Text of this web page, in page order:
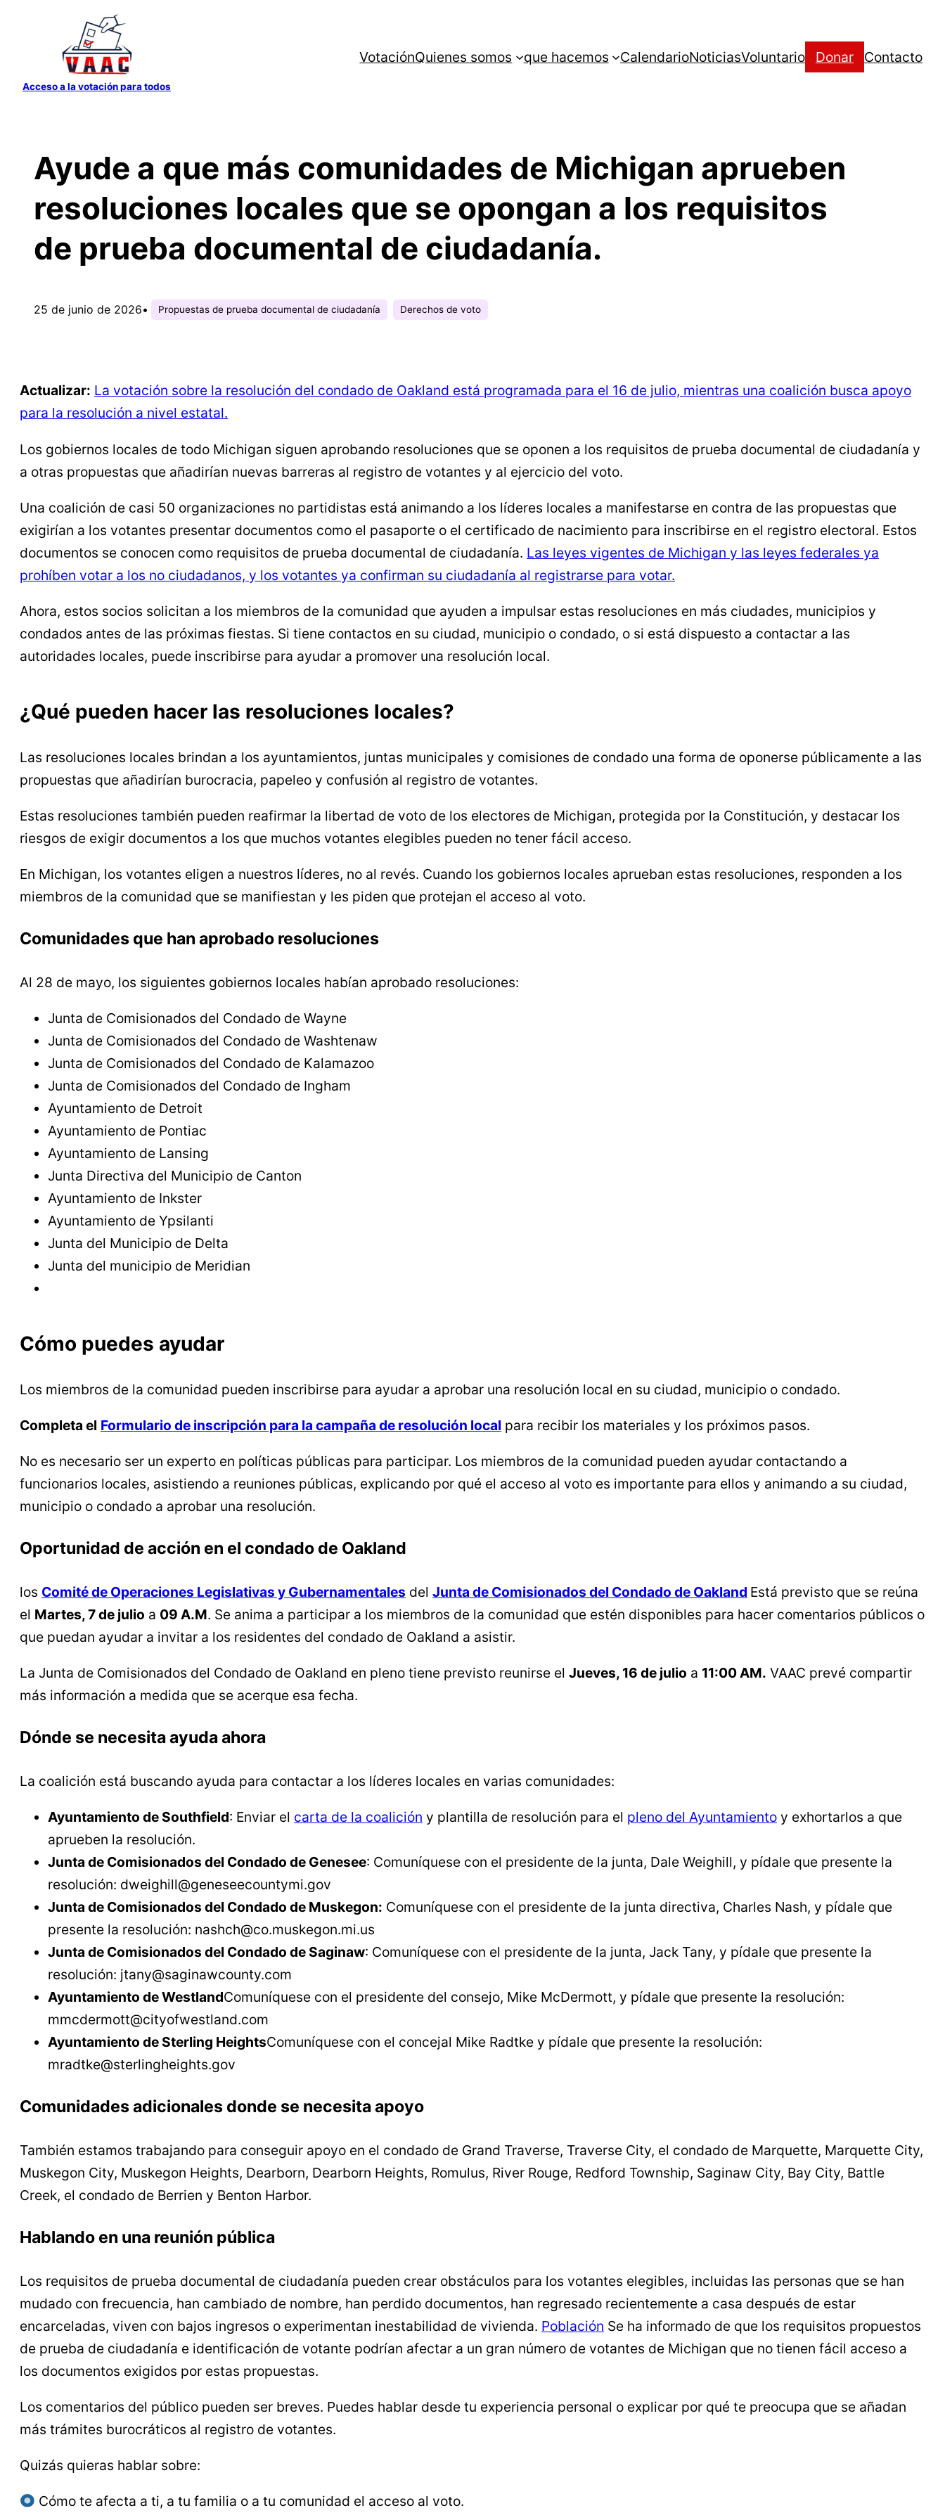
contenido
Acceso a la votación para todos
VotaciónQuienes somos que hacemos CalendarioNoticiasVoluntario Donar Contacto
Ayude a que más comunidades de Michigan aprueben
resoluciones locales que se opongan a los requisitos
de prueba documental de ciudadanía.
25 de junio de 2026• Propuestas de prueba documental de ciudadanía Derechos de voto
Actualizar: La votación sobre la resolución del condado de Oakland está programada para el 16 de julio, mientras una coalición busca apoyo
para la resolución a nivel estatal.
Los gobiernos locales de todo Michigan siguen aprobando resoluciones que se oponen a los requisitos de prueba documental de ciudadanía y
a otras propuestas que añadirían nuevas barreras al registro de votantes y al ejercicio del voto.
Una coalición de casi 50 organizaciones no partidistas está animando a los líderes locales a manifestarse en contra de las propuestas que
exigirían a los votantes presentar documentos como el pasaporte o el certificado de nacimiento para inscribirse en el registro electoral. Estos
documentos se conocen como requisitos de prueba documental de ciudadanía. Las leyes vigentes de Michigan y las leyes federales ya
prohíben votar a los no ciudadanos, y los votantes ya confirman su ciudadanía al registrarse para votar.
Ahora, estos socios solicitan a los miembros de la comunidad que ayuden a impulsar estas resoluciones en más ciudades, municipios y
condados antes de las próximas fiestas. Si tiene contactos en su ciudad, municipio o condado, o si está dispuesto a contactar a las
autoridades locales, puede inscribirse para ayudar a promover una resolución local.
¿Qué pueden hacer las resoluciones locales?
Las resoluciones locales brindan a los ayuntamientos, juntas municipales y comisiones de condado una forma de oponerse públicamente a las
propuestas que añadirían burocracia, papeleo y confusión al registro de votantes.
Estas resoluciones también pueden reafirmar la libertad de voto de los electores de Michigan, protegida por la Constitución, y destacar los
riesgos de exigir documentos a los que muchos votantes elegibles pueden no tener fácil acceso.
En Michigan, los votantes eligen a nuestros líderes, no al revés. Cuando los gobiernos locales aprueban estas resoluciones, responden a los
miembros de la comunidad que se manifiestan y les piden que protejan el acceso al voto.
Comunidades que han aprobado resoluciones
Al 28 de mayo, los siguientes gobiernos locales habían aprobado resoluciones:
Junta de Comisionados del Condado de Wayne
Junta de Comisionados del Condado de Washtenaw
Junta de Comisionados del Condado de Kalamazoo
Junta de Comisionados del Condado de Ingham
Ayuntamiento de Detroit
Ayuntamiento de Pontiac
Ayuntamiento de Lansing
Junta Directiva del Municipio de Canton
Ayuntamiento de Inkster
Ayuntamiento de Ypsilanti
Junta del Municipio de Delta
Junta del municipio de Meridian
Cómo puedes ayudar
Los miembros de la comunidad pueden inscribirse para ayudar a aprobar una resolución local en su ciudad, municipio o condado.
Completa el Formulario de inscripción para la campaña de resolución local para recibir los materiales y los próximos pasos.
No es necesario ser un experto en políticas públicas para participar. Los miembros de la comunidad pueden ayudar contactando a
funcionarios locales, asistiendo a reuniones públicas, explicando por qué el acceso al voto es importante para ellos y animando a su ciudad,
municipio o condado a aprobar una resolución.
Oportunidad de acción en el condado de Oakland
los Comité de Operaciones Legislativas y Gubernamentales del Junta de Comisionados del Condado de Oakland Está previsto que se reúna
el Martes, 7 de julio a 09 A.M. Se anima a participar a los miembros de la comunidad que estén disponibles para hacer comentarios públicos o
que puedan ayudar a invitar a los residentes del condado de Oakland a asistir.
La Junta de Comisionados del Condado de Oakland en pleno tiene previsto reunirse el Jueves, 16 de julio a 11:00 AM. VAAC prevé compartir
más información a medida que se acerque esa fecha.
Dónde se necesita ayuda ahora
La coalición está buscando ayuda para contactar a los líderes locales en varias comunidades:
Ayuntamiento de Southfield: Enviar el carta de la coalición y plantilla de resolución para el pleno del Ayuntamiento y exhortarlos a que
aprueben la resolución.
Junta de Comisionados del Condado de Genesee: Comuníquese con el presidente de la junta, Dale Weighill, y pídale que presente la
resolución: dweighill@geneseecountymi.gov
Junta de Comisionados del Condado de Muskegon: Comuníquese con el presidente de la junta directiva, Charles Nash, y pídale que
presente la resolución: nashch@co.muskegon.mi.us
Junta de Comisionados del Condado de Saginaw: Comuníquese con el presidente de la junta, Jack Tany, y pídale que presente la
resolución: jtany@saginawcounty.com
Ayuntamiento de WestlandComuníquese con el presidente del consejo, Mike McDermott, y pídale que presente la resolución:
mmcdermott@cityofwestland.com
Ayuntamiento de Sterling HeightsComuníquese con el concejal Mike Radtke y pídale que presente la resolución:
mradtke@sterlingheights.gov
Comunidades adicionales donde se necesita apoyo
También estamos trabajando para conseguir apoyo en el condado de Grand Traverse, Traverse City, el condado de Marquette, Marquette City,
Muskegon City, Muskegon Heights, Dearborn, Dearborn Heights, Romulus, River Rouge, Redford Township, Saginaw City, Bay City, Battle
Creek, el condado de Berrien y Benton Harbor.
Hablando en una reunión pública
Los requisitos de prueba documental de ciudadanía pueden crear obstáculos para los votantes elegibles, incluidas las personas que se han
mudado con frecuencia, han cambiado de nombre, han perdido documentos, han regresado recientemente a casa después de estar
encarceladas, viven con bajos ingresos o experimentan inestabilidad de vivienda. Población Se ha informado de que los requisitos propuestos
de prueba de ciudadanía e identificación de votante podrían afectar a un gran número de votantes de Michigan que no tienen fácil acceso a
los documentos exigidos por estas propuestas.
Los comentarios del público pueden ser breves. Puedes hablar desde tu experiencia personal o explicar por qué te preocupa que se añadan
más trámites burocráticos al registro de votantes.
Quizás quieras hablar sobre:
Cómo te afecta a ti, a tu familia o a tu comunidad el acceso al voto.